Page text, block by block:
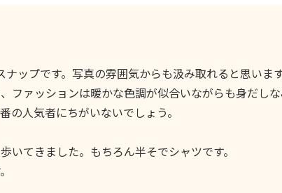
ップです。写真の雰囲気からも汲み取れると思いま
ファッションは暖かな色調が似合いながらも身だし
の人気者にちがいないでしょう。
いてきました。もちろん半そでシャツです。